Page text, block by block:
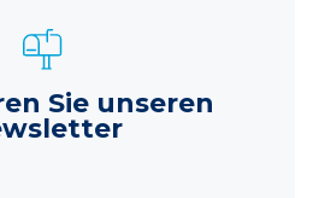
Sie unseren